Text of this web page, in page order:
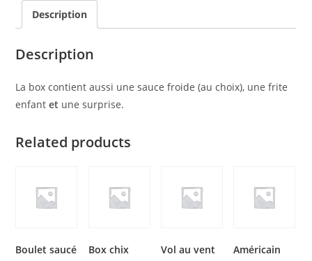
Description
Description
La box contient aussi une sauce froide (au choix), une frite
enfantet une surprise.
Related products
Boulet saucé Box chix Vol au vent Américain